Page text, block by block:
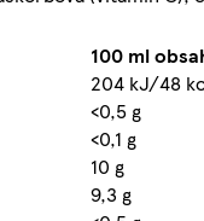
100 ml
204 kJ/48
<0,5 g
<0,1 g
10 g
9,3 g